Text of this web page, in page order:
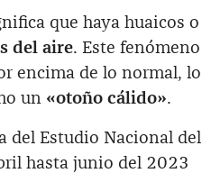
que haya huaicos o
del aire. Este fenómeno
encima de lo normal, lo
un «otoño cálido».
del Estudio Nacional del
hasta junio del 2023